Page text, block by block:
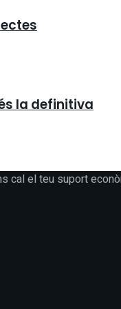
la definitiva
cal el teu suport